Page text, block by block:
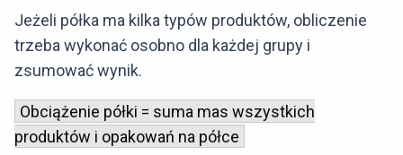
Jeżeli półka ma kilka typów produktów, obliczenie
trzeba wykonać osobno dla każdej grupy i
zsumować wynik.
Obciążenie półki = suma mas wszystkich
produktów i opakowań na półce